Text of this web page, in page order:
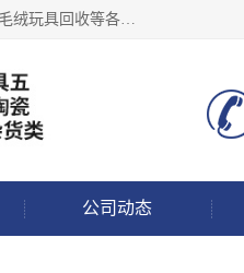
义乌永峰贸易商行长期从事:义乌库存回收、库存五金工具回收、库存杯子回收、尾货处理、尾货回收、库存毛绒玩具回收等各类产品库存回收，我们一直秉承：“，专业收购，价格从优，互惠互利，现金交易，价格公道”七大原则。欢迎有库存处理的老板来电洽谈!
公司动态